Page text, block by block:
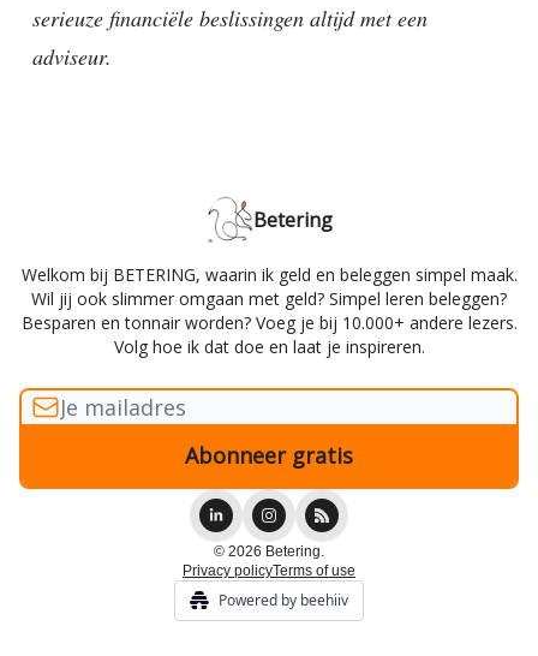
serieuze financiële beslissingen altijd met een
adviseur.
Betering
Welkom bij BETERING, waarin ik geld en beleggen simpel maak.
Wil jij ook slimmer omgaan met geld? Simpel leren beleggen?
Besparen en tonnair worden? Voeg je bij 10.000+ andere lezers.
Volg hoe ik dat doe en laat je inspireren.
© 2026 Betering.
Privacy policyTerms of use
Powered by beehiiv